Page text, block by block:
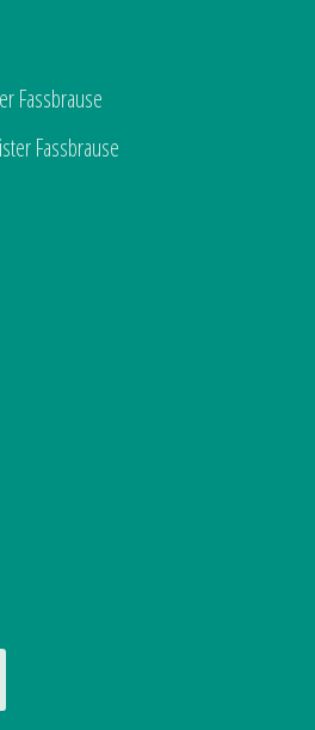
Fassbrause
Fassbrause